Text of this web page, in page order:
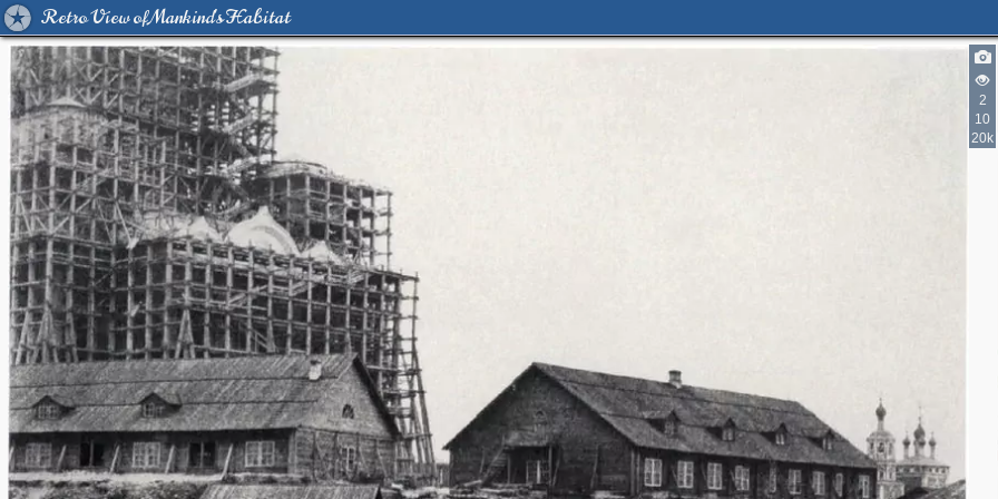
Retro View of Mankind's Habitat
2
10
20k
13
15